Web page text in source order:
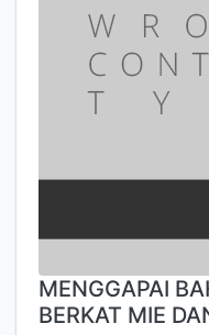
MENGGAPAI
BERKAT MIE